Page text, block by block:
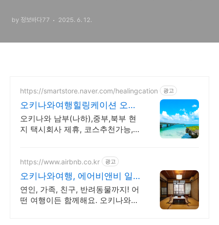
by 정보바다77 2025. 6. 12.
https://smartstore.naver.com/healingcation 광고
오키나와여행힐링케이션 오키
나와 현지법인
오키나와 남부(나하),중부,북부 현
지 택시회사 제휴, 코스추천가능,
https://www.airbnb.co.kr 광고
오키나와여행, 에어비앤비 일
본 감성이 가득한 숙소
연인, 가족, 친구, 반려동물까지! 어
떤 여행이든 함께해요. 오키나와여